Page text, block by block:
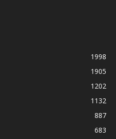
1998
1905
1202
1132
887
683